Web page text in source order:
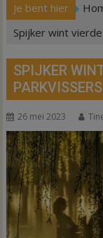
Je bent hier
Spijker wint
SPIJKER
PARKVISSERS
26 mei 2023